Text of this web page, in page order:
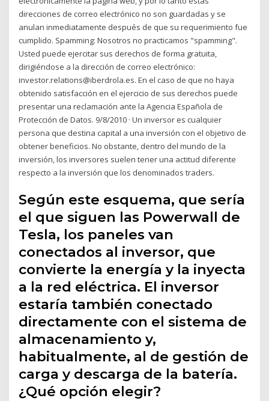
direcciones de correo electrónico no son guardadas y se
anulan inmediatamente después de que su requerimiento fue
cumplido. Spamming: Nosotros no practicamos "spamming".
Usted puede ejercitar sus derechos de forma gratuita,
dirigiéndose a la dirección de correo electrónico:
investor.relations@iberdrola.es. En el caso de que no haya
obtenido satisfacción en el ejercicio de sus derechos puede
presentar una reclamación ante la Agencia Española de
Protección de Datos. 9/8/2010 · Un inversor es cualquier
persona que destina capital a una inversión con el objetivo de
obtener beneficios. No obstante, dentro del mundo de la
inversión, los inversores suelen tener una actitud diferente
respecto a la inversión que los denominados traders.
Según este esquema, que sería
el que siguen las Powerwall de
Tesla, los paneles van
conectados al inversor, que
convierte la energía y la inyecta
a la red eléctrica. El inversor
estaría también conectado
directamente con el sistema de
almacenamiento y,
habitualmente, al de gestión de
carga y descarga de la batería.
¿Qué opción elegir?